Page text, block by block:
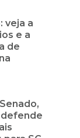
veja a
e a
de
defende